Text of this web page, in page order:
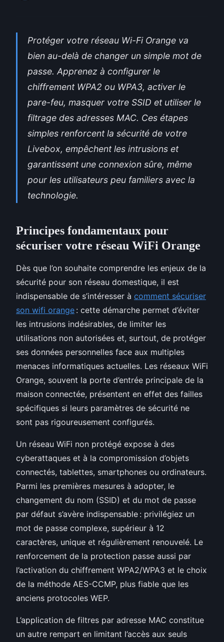
Protéger votre réseau Wi-Fi Orange va
bien au-delà de changer un simple mot de
passe. Apprenez à configurer le
chiffrement WPA2 ou WPA3, activer le
pare-feu, masquer votre SSID et utiliser le
filtrage des adresses MAC. Ces étapes
simples renforcent la sécurité de votre
Livebox, empêchent les intrusions et
garantissent une connexion sûre, même
pour les utilisateurs peu familiers avec la
technologie.
Principes fondamentaux pour
sécuriser votre réseau WiFi Orange
Dès que l’on souhaite comprendre les enjeux de la
sécurité pour son réseau domestique, il est
indispensable de s’intéresser à comment sécuriser
son wifi orange : cette démarche permet d’éviter
les intrusions indésirables, de limiter les
utilisations non autorisées et, surtout, de protéger
ses données personnelles face aux multiples
menaces informatiques actuelles. Les réseaux WiFi
Orange, souvent la porte d’entrée principale de la
maison connectée, présentent en effet des failles
spécifiques si leurs paramètres de sécurité ne
sont pas rigoureusement configurés.
Un réseau WiFi non protégé expose à des
cyberattaques et à la compromission d’objets
connectés, tablettes, smartphones ou ordinateurs.
Parmi les premières mesures à adopter, le
changement du nom (SSID) et du mot de passe
par défaut s’avère indispensable : privilégiez un
mot de passe complexe, supérieur à 12
caractères, unique et régulièrement renouvelé. Le
renforcement de la protection passe aussi par
l’activation du chiffrement WPA2/WPA3 et le choix
de la méthode AES-CCMP, plus fiable que les
anciens protocoles WEP.
L’application de filtres par adresse MAC constitue
un autre rempart en limitant l’accès aux seuls